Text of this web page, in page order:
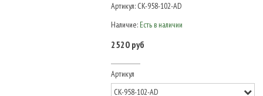
Артикул: CK-958-102-AD
Наличие: Есть в наличии
2520 руб
Артикул